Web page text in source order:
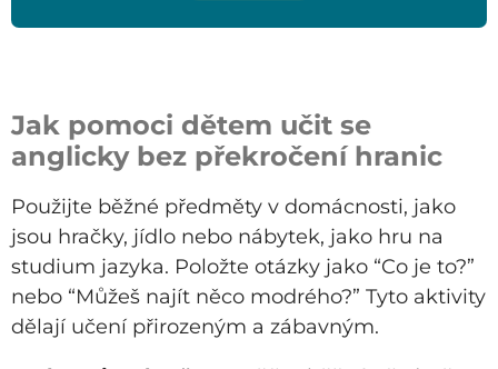
Jak pomoci dětem učit se
anglicky bez překročení hranic
Použijte běžné předměty v domácnosti, jako
jsou hračky, jídlo nebo nábytek, jako hru na
studium jazyka. Položte otázky jako “Co je to?”
nebo “Můžeš najít něco modrého?” Tyto aktivity
dělají učení přirozeným a zábavným.